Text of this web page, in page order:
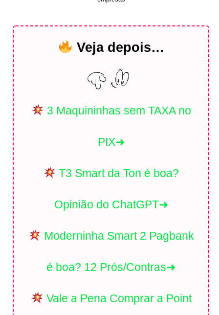
Veja depois…
3 Maquininhas sem TAXA no
PIX➜
T3 Smart da Ton é boa?
Opinião do ChatGPT➜
Moderninha Smart 2 Pagbank
é boa? 12 Prós/Contras➜
Vale a Pena Comprar a Point